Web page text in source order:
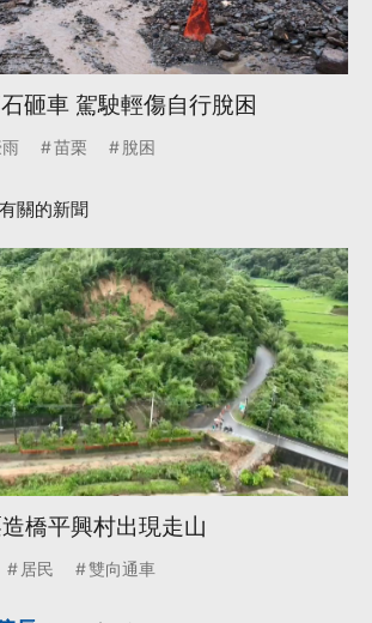
砸車 駕駛輕傷自行脫困
苗栗 脫困
關的新聞
橋平興村出現走山
居民 雙向通車